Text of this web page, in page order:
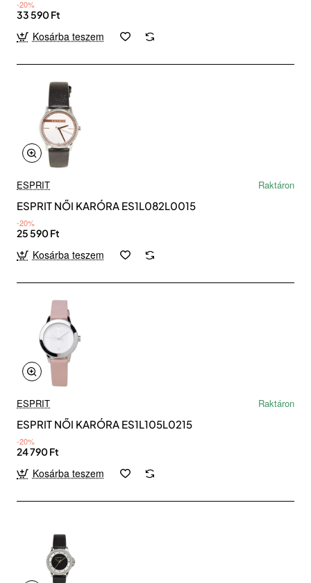
-20%
33 590 Ft
Kosárba teszem
ESPRIT
Raktáron
ESPRIT NŐI KARÓRA ES1L082L0015
-20%
25 590 Ft
Kosárba teszem
ESPRIT
Raktáron
ESPRIT NŐI KARÓRA ES1L105L0215
-20%
24 790 Ft
Kosárba teszem